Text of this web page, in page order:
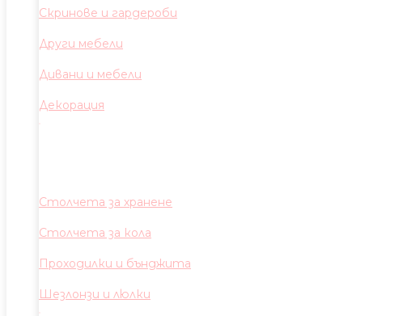
Скринове и гардероби
Други мебели
Дивани и мебели
Декорация
Столчета за хранене
Столчета за кола
Проходилки и бънджита
Шезлонзи и люлки